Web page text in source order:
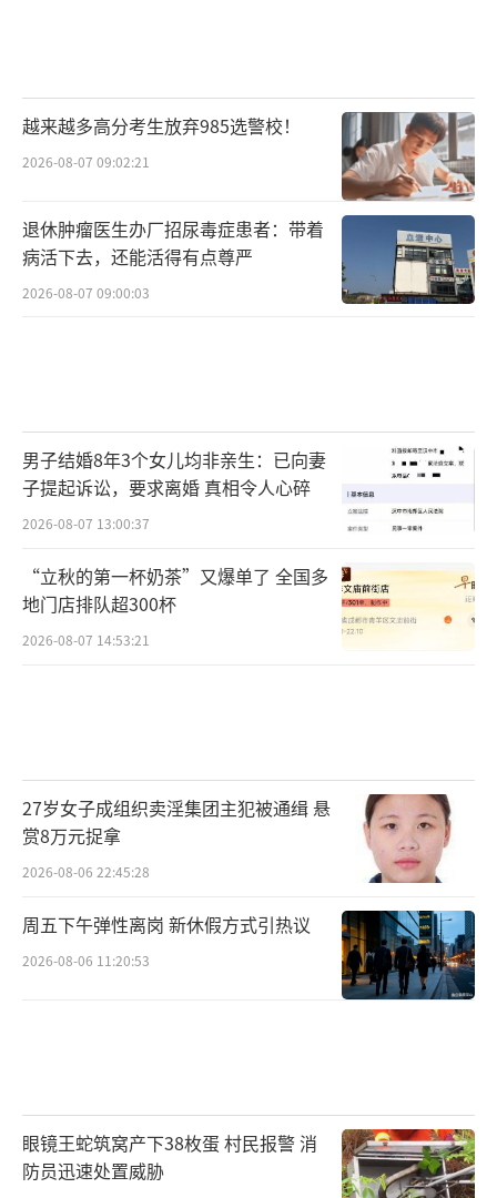
越来越多高分考生放弃985选警校！
2026-08-07 09:02:21
退休肿瘤医生办厂招尿毒症患者：带着
病活下去，还能活得有点尊严
2026-08-07 09:00:03
男子结婚8年3个女儿均非亲生：已向妻
子提起诉讼，要求离婚 真相令人心碎
2026-08-07 13:00:37
“立秋的第一杯奶茶”又爆单了 全国多
地门店排队超300杯
2026-08-07 14:53:21
27岁女子成组织卖淫集团主犯被通缉 悬
赏8万元捉拿
2026-08-06 22:45:28
周五下午弹性离岗 新休假方式引热议
2026-08-06 11:20:53
眼镜王蛇筑窝产下38枚蛋 村民报警 消
防员迅速处置威胁